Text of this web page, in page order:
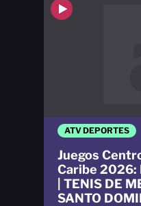
ATV DEPORTES
Juegos
Caribe 2026:
| TENIS DE
SANTO